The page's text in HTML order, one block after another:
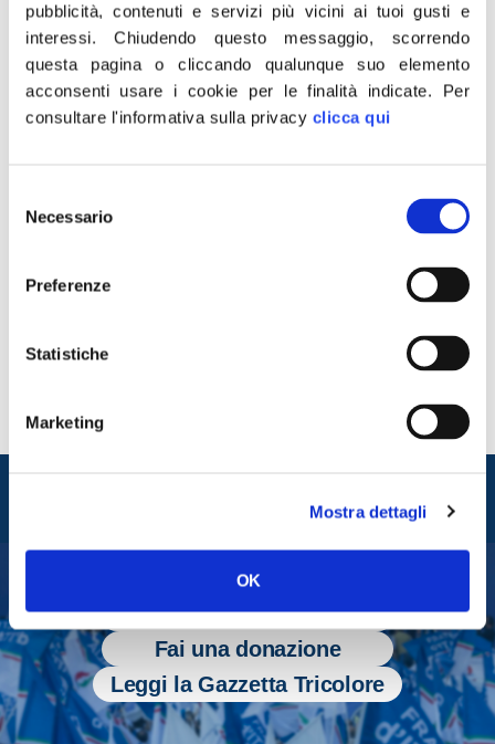
pubblicità, contenuti e servizi più vicini ai tuoi gusti e
interessi.Chiudendo questo messaggio, scorrendo
questa pagina o cliccando qualunque suo elemento
acconsenti usare i cookie per le finalità indicate. Per
consultare l'informativa sulla privacy clicca qui
delNecessario
Preferenze
Statistiche
Marketing
Mostra dettagli
OK
Lo dichiara il senatore di Fratelli d’Italia Andrea Augello.
“2,2 miliardi per il completamento dell’opera – sottolinea
Augello – che testimoniano quanto sia alto l’interesse
dell’esecutivo per le sorti della Capitale, in un momento
più ottimismo al suo futuro infrastrutturale, di cui la Metro
CONDIVIDI
Fratelli d'Italia
Tesserati
Fai una donazione
Leggi la Gazzetta Tricolore